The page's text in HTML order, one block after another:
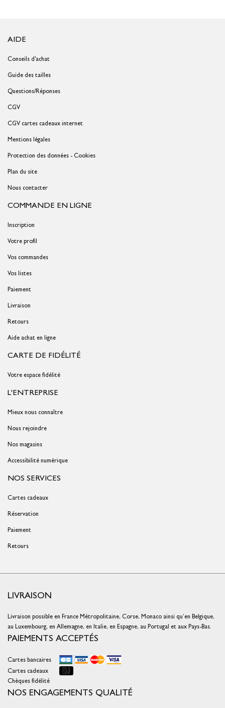
AIDE
Conseils d'achat
Guide des tailles
Questions/Réponses
CGV
CGV cartes cadeaux internet
Mentions légales
Protection des données - Cookies
Plan du site
Nous contacter
COMMANDE EN LIGNE
Inscription
Votre profil
Vos commandes
Vos listes
Paiement
Livraison
Retours
Aide achat en ligne
CARTE DE FIDÉLITÉ
Votre espace fidélité
L'ENTREPRISE
Mieux nous connaître
Nous rejoindre
Nos magasins
Accessibilité numérique
NOS SERVICES
Cartes cadeaux
Réservation
Paiement
Retours
LIVRAISON
Livraison possible en France Métropolitaine, Corse, Monaco ainsi qu’en Belgique,
au Luxembourg, en Allemagne, en Italie, en Espagne, au Portugal et aux Pays-Bas.
PAIEMENTS ACCEPTÉS
Cartes bancaires
Cartes cadeaux
Chèques fidélité
NOS ENGAGEMENTS QUALITÉ